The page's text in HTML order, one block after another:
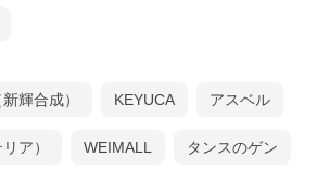
輝合成） KEYUCA アスベル
ア） WEIMALL タンスのゲン